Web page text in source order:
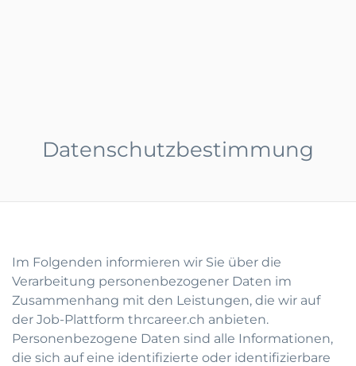
Datenschutzbestimmung
Im Folgenden informieren wir Sie über die
Verarbeitung personenbezogener Daten im
Zusammenhang mit den Leistungen, die wir auf
der Job-Plattform thrcareer.ch anbieten.
Personenbezogene Daten sind alle Informationen,
die sich auf eine identifizierte oder identifizierbare